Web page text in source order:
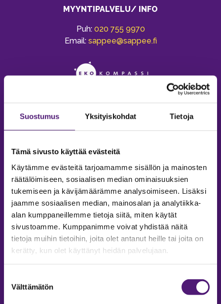
Suostumus Yksityiskohdat Tietoja
Tämä sivusto käyttää evästeitä
Käytämme evästeitä tarjoamamme sisällön ja mainosten
räätälöimiseen, sosiaalisen median ominaisuuksien
tukemiseen ja kävijämäärämme analysoimiseen. Lisäksi
jaamme sosiaalisen median, mainosalan ja analytiikka-
alan kumppaneillemme tietoja siitä, miten käytät
sivustoamme. Kumppanimme voivat yhdistää näitä
tietoja muihin tietoihin, joita olet antanut heille tai joita on
kerätty, kun olet käyttänyt heidän palvelujaan.
valinta
Välttämätön
MYYNTIPALVELU/ INFO
Puh: 020 755 9970
Email: sappee@sappee.fi
MAJOITUS
Tiedustelut & Varaukset
Puh:020 755 9975
Email:majoitus@sappee.fi